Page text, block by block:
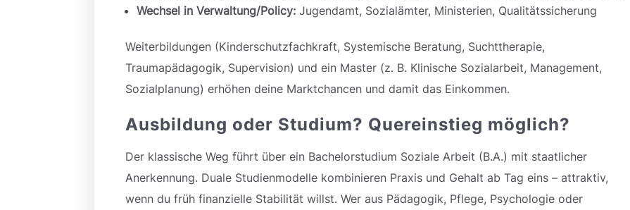
Wechsel in Verwaltung/Policy: Jugendamt, Sozialämter, Ministerien, Qualitätssicherung
Weiterbildungen (Kinderschutzfachkraft, Systemische Beratung, Suchttherapie,
Traumapädagogik, Supervision) und ein Master (z. B. Klinische Sozialarbeit, Management,
Sozialplanung) erhöhen deine Marktchancen und damit das Einkommen.
Ausbildung oder Studium? Quereinstieg möglich?
Der klassische Weg führt über ein Bachelorstudium Soziale Arbeit (B.A.) mit staatlicher
Anerkennung. Duale Studienmodelle kombinieren Praxis und Gehalt ab Tag eins – attraktiv,
wenn du früh finanzielle Stabilität willst. Wer aus Pädagogik, Pflege, Psychologie oder